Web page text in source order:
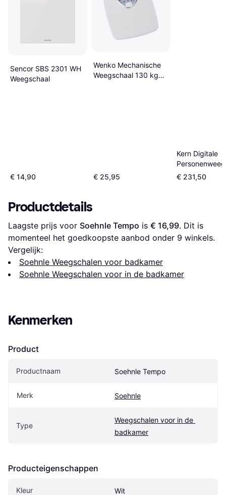
Sencor SBS 2301 WH
Weegschaal
€ 14,90
Wenko Mechanische
Weegschaal 130 kg
€ 25,95
Kern Digitale
Weegbereik
€ 231,50
Productdetails
Laagste prijs voor Soehnle Tempo is € 16,99. Dit is
momenteel het goedkoopste aanbod onder 9 winkels.
Vergelijk:
Soehnle Weegschalen voor badkamer
Soehnle Weegschalen voor in de badkamer
Kenmerken
Product
Productnaam Soehnle Tempo
Merk Soehnle
Type
Weegschalen voor in de
badkamer
Producteigenschappen
Kleur Wit